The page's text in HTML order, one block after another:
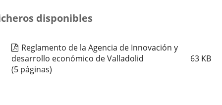
disponibles
Reglamento de la Agencia de Innovación y
desarrollo económico de Valladolid
63 KB
(5 páginas)